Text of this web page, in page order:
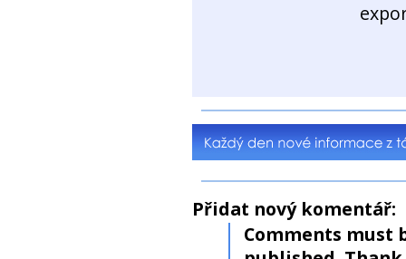
Přidat nový komentář:
Comments must